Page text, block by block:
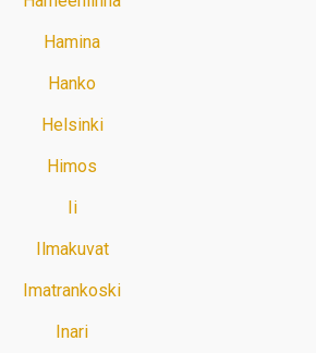
Hamina
Hanko
Helsinki
Himos
Ii
Ilmakuvat
Imatrankoski
Inari